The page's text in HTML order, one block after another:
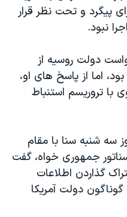
پیگرد و تحت نظر قرار
نبود.
۲۰۱۱ به درخواست دولت روسیه از
اما از پاسخ های او،
با تروریسم استنباط
سه شنبه سنا با مقام
جمهوری خواه، گفت
گذاردن اطلاعات
دولت آمریکا